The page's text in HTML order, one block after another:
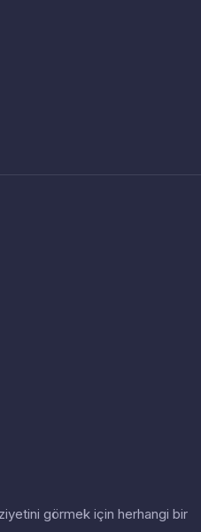
görmek için herhangi bir